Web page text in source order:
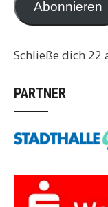
Abonnieren
Schließe dich 22
PARTNER